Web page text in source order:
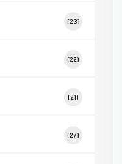
(23)
(22)
(21)
(27)